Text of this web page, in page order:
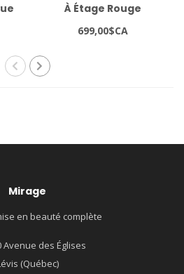
À Étage Rouge
699,00$CA
Mirage
en beauté complète
Avenue des Églises
(Québec)